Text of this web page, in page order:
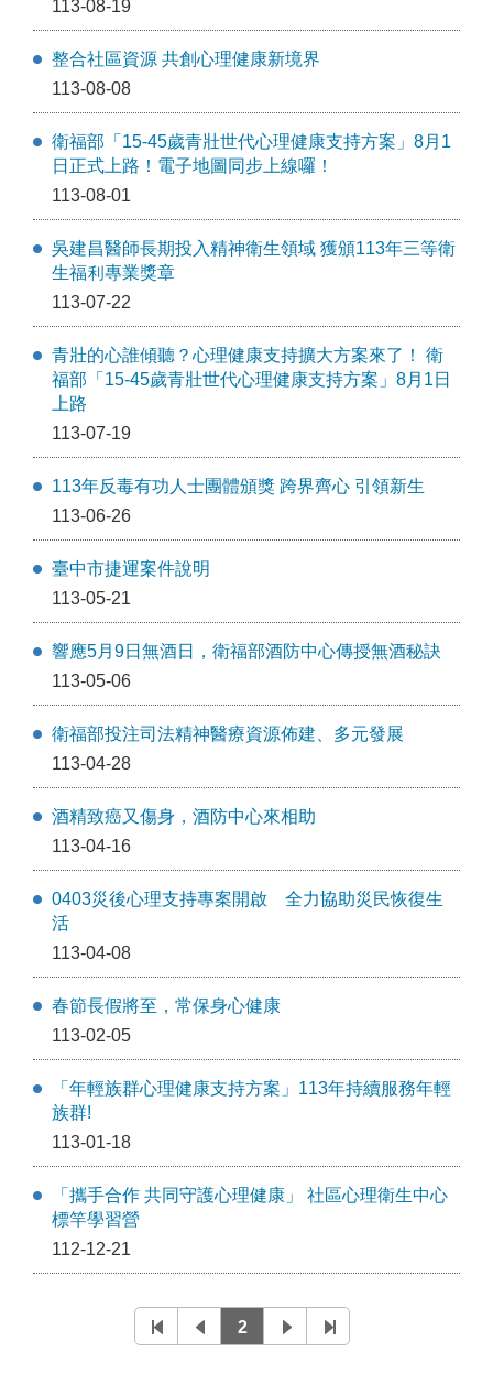
113-08-19
整合社區資源 共創心理健康新境界
113-08-08
衛福部「15-45歲青壯世代心理健康支持方案」8月1
日正式上路！電子地圖同步上線囉！
113-08-01
吳建昌醫師長期投入精神衛生領域 獲頒113年三等衛
生福利專業獎章
113-07-22
青壯的心誰傾聽？心理健康支持擴大方案來了！ 衛
福部「15-45歲青壯世代心理健康支持方案」8月1日
上路
113-07-19
113年反毒有功人士團體頒獎 跨界齊心 引領新生
113-06-26
臺中市捷運案件說明
113-05-21
響應5月9日無酒日，衛福部酒防中心傳授無酒秘訣
113-05-06
衛福部投注司法精神醫療資源佈建、多元發展
113-04-28
酒精致癌又傷身，酒防中心來相助
113-04-16
0403災後心理支持專案開啟 全力協助災民恢復生
活
113-04-08
春節長假將至，常保身心健康
113-02-05
「年輕族群心理健康支持方案」113年持續服務年輕
族群!
113-01-18
「攜手合作 共同守護心理健康」 社區心理衛生中心
標竿學習營
112-12-21
2